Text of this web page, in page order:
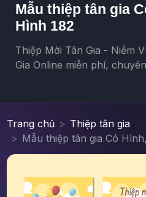
Mẫu thiệp tân gia
Hình 182
Thiệp Mời Tân Gia - Niềm
Gia Online miễn phí,
Trang chủ
Thiệp tân gia
Mẫu thiệp tân gia Có